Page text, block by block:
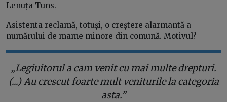
Lenuța Tuns.
Asistenta reclamă, totuși, o creștere alarmantă a
numărului de mame minore din comună. Motivul?
„Legiuitorul a cam venit cu mai multe drepturi.
(...) Au crescut foarte mult veniturile la categoria
asta.”